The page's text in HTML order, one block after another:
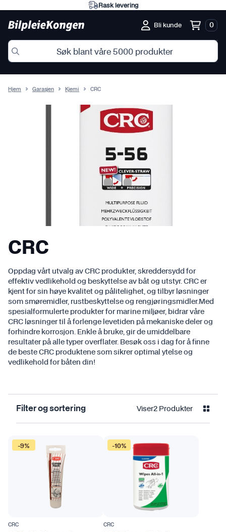
Rask levering
Bli kunde 0
Hjem Garasjen Kjemi CRC
CRC
Oppdag vårt utvalg av CRC produkter, skreddersydd for
effektiv vedlikehold og beskyttelse av båt og utstyr. CRC er
kjent for sin høye kvalitet og pålitelighet, og tilbyr løsninger
som smøremidler, rustbeskyttelse og rengjøringsmidler.Med
spesialformulerte produkter for marine miljøer, bidrar våre
CRC løsninger til å forlenge levetiden på mekaniske deler og
forhindre korrosjon. Enkle å bruke, gir de umiddelbare
resultater på alle typer overflater. Besøk oss i dag for å finne
de beste CRC produktene som sikrer optimal ytelse og
vedlikehold for båten din!
Filter og sortering Viser2 Produkter
-9%
CRC
-10%
CRC